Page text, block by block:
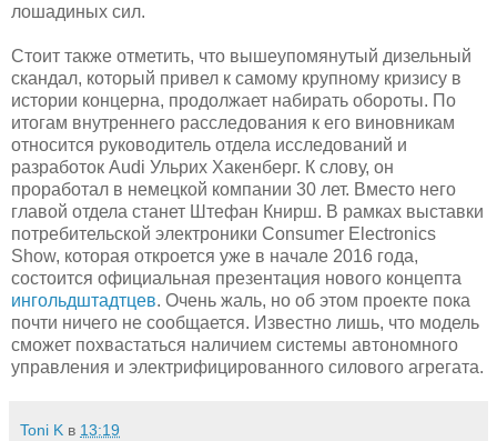
лошадиных сил.
Стоит также отметить, что вышеупомянутый дизельный
скандал, который привел к самому крупному кризису в
истории концерна, продолжает набирать обороты. По
итогам внутреннего расследования к его виновникам
относится руководитель отдела исследований и
разработок Audi Ульрих Хакенберг. К слову, он
проработал в немецкой компании 30 лет. Вместо него
главой отдела станет Штефан Книрш. В рамках выставки
потребительской электроники Consumer Electronics
Show, которая откроется уже в начале 2016 года,
состоится официальная презентация нового концепта
ингольдштадтцев. Очень жаль, но об этом проекте пока
почти ничего не сообщается. Известно лишь, что модель
сможет похвастаться наличием системы автономного
управления и электрифицированного силового агрегата.
Toni K в 13:19